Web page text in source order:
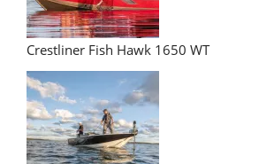
Crestliner Fish Hawk 1650 WT